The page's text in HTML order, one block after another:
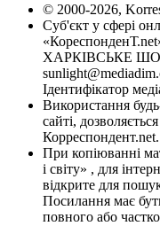
© 2000-2026,
Суб'єкт у сфері
ХАРКІВСЬКЕ
Ідентифікатор
Використання
сайті,
Корреспондент.net.
При копіюванні
і світу» , для
відкрите для
Посилання має
повного або